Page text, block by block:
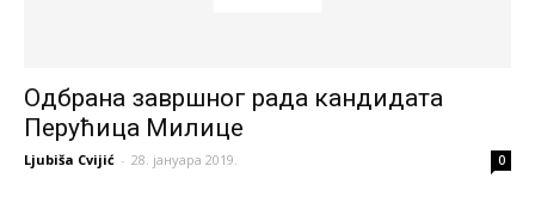
Одбрана завршног рада кандидата
Перућица Милице
Ljubiša Cvijić - 28. јануара 2019. 0